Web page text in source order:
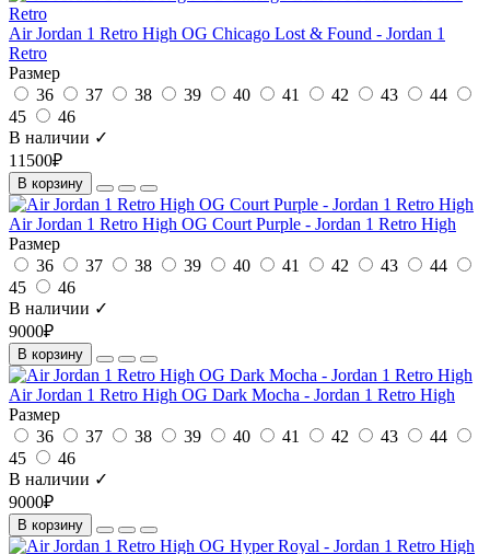
Air Jordan 1 Retro High OG Chicago Lost & Found - Jordan 1
Retro
Размер
36
37 38 39 40 41 42 43
44
45
46
В наличии ✓
11500₽
В корзину
Air Jordan 1 Retro High OG Court Purple - Jordan 1 Retro High
Размер
36
37 38 39 40 41 42 43
44
45
46
В наличии ✓
9000₽
В корзину
Air Jordan 1 Retro High OG Dark Mocha - Jordan 1 Retro High
Размер
36
37 38 39 40 41 42 43
44
45
46
В наличии ✓
9000₽
В корзину